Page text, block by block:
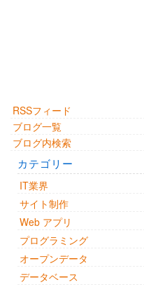
RSSフィード
ブログ一覧
ブログ内検索
カテゴリー
IT業界
サイト制作
Web アプリ
プログラミング
オープンデータ
データベース